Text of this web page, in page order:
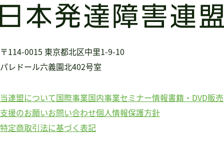
〒114-0015 東京都北区中里1-9-10
パレドール六義園北402号室
当連盟について国際事業国内事業セミナー情報書籍・DVD販売
支援のお願いお問い合わせ個人情報保護方針
特定商取引法に基づく表記